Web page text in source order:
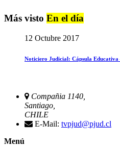
Más visto En el día
12 Octubre 2017
Noticiero Judicial: Cápsula Educativa
Compañia 1140,
Santiago,
CHILE
E-Mail: tvpjud@pjud.cl
Menú